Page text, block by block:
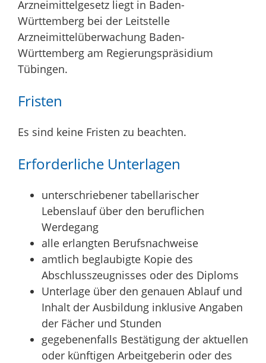
Arzneimittelgesetz liegt in Baden-
Württemberg bei der Leitstelle
Arzneimittelüberwachung Baden-
Württemberg am Regierungspräsidium
Tübingen.
Fristen
Es sind keine Fristen zu beachten.
Erforderliche Unterlagen
unterschriebener tabellarischer
Lebenslauf über den beruflichen
Werdegang
alle erlangten Berufsnachweise
amtlich beglaubigte Kopie des
Abschlusszeugnisses oder des Diploms
Unterlage über den genauen Ablauf und
Inhalt der Ausbildung inklusive Angaben
der Fächer und Stunden
gegebenenfalls Bestätigung der aktuellen
oder künftigen Arbeitgeberin oder des